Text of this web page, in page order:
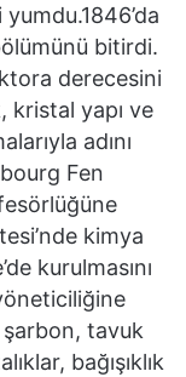
bitirdi.
derecesini
kristal yapı ve
adını
Fen
kimya
kurulmasını
şarbon, tavuk
bağışıklık